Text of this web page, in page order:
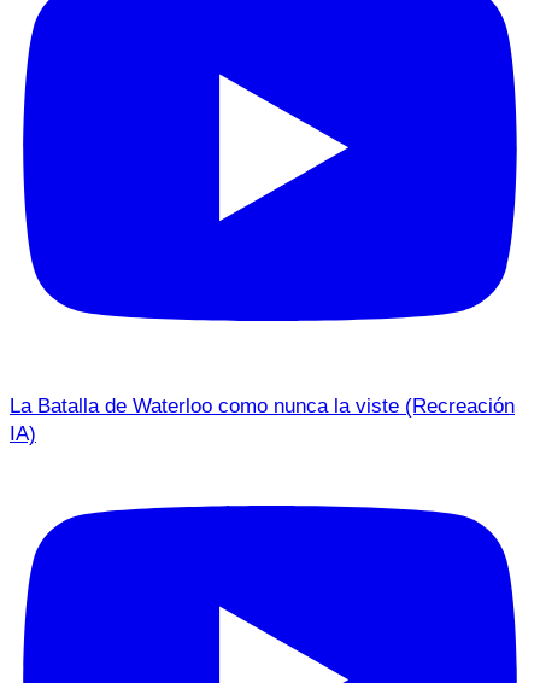
La Batalla de Waterloo como nunca la viste (Recreación
IA)